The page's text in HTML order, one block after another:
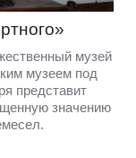
музей
музеем под
представит
значению